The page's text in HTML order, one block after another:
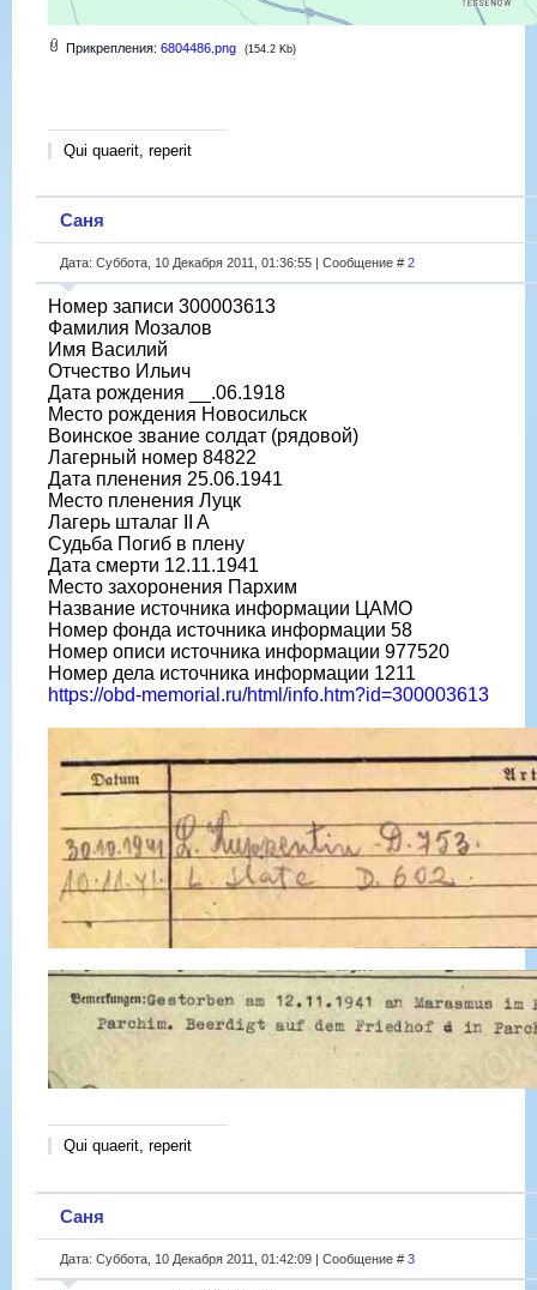
Прикрепления: 6804486.png (154.2 Kb)
Qui quaerit, reperit
Саня
Дата: Суббота, 10 Декабря 2011, 01:36:55 | Сообщение # 2
Номер записи 300003613
Фамилия Мозалов
Имя Василий
Отчество Ильич
Дата рождения __.06.1918
Место рождения Новосильск
Воинское звание солдат (рядовой)
Лагерный номер 84822
Дата пленения 25.06.1941
Место пленения Луцк
Лагерь шталаг II A
Судьба Погиб в плену
Дата смерти 12.11.1941
Место захоронения Пархим
Название источника информации ЦАМО
Номер фонда источника информации 58
Номер описи источника информации 977520
Номер дела источника информации 1211
https://obd-memorial.ru/html/info.htm?id=300003613
Qui quaerit, reperit
Саня
Дата: Суббота, 10 Декабря 2011, 01:42:09 | Сообщение # 3